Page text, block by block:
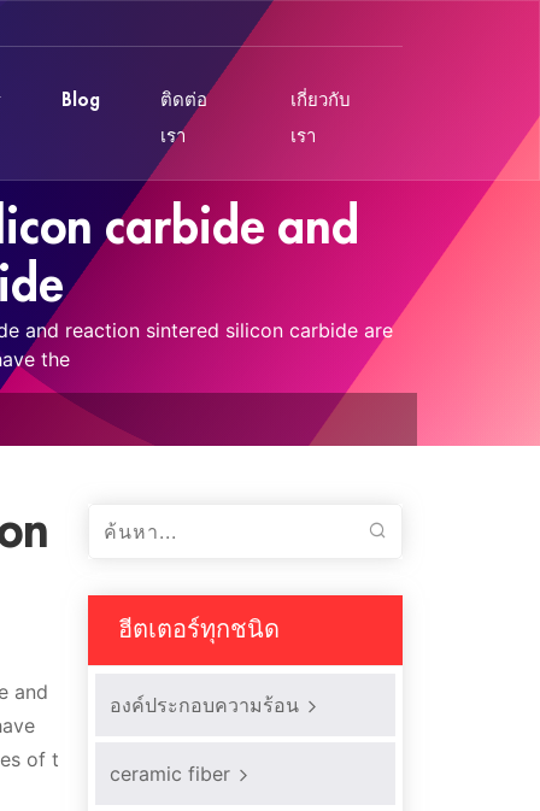
Blog
ติดต่อ
เรา
เกี่ยวกับ
เรา
carbide and
and reaction sintered silicon carbide are
the
and
of t
ฮีตเตอร์ทุกชนิด
องค์ประกอบความร้อน
ceramic fiber